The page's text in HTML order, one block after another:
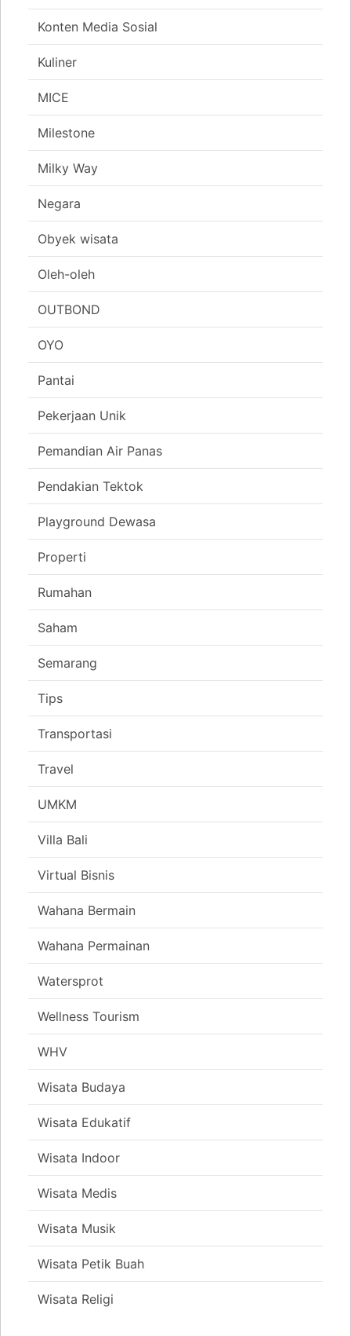
Konten Media Sosial
Kuliner
MICE
Milestone
Milky Way
Negara
Obyek wisata
Oleh-oleh
OUTBOND
OYO
Pantai
Pekerjaan Unik
Pemandian Air Panas
Pendakian Tektok
Playground Dewasa
Properti
Rumahan
Saham
Semarang
Tips
Transportasi
Travel
UMKM
Villa Bali
Virtual Bisnis
Wahana Bermain
Wahana Permainan
Watersprot
Wellness Tourism
WHV
Wisata Budaya
Wisata Edukatif
Wisata Indoor
Wisata Medis
Wisata Musik
Wisata Petik Buah
Wisata Religi